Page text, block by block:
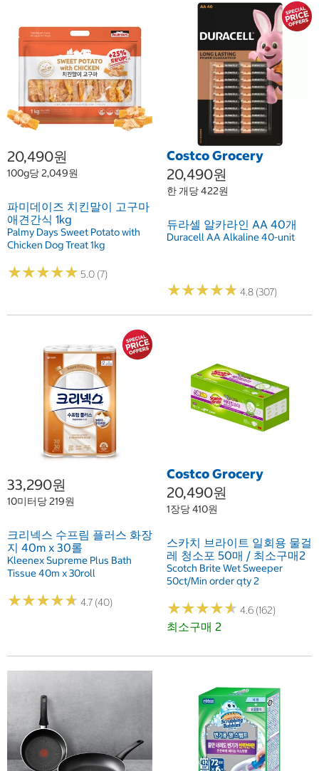
20,490원
100g당 2,049원
파미데이즈 치킨말이 고구마
애견간식 1kg
Palmy Days Sweet Potato with
Chicken Dog Treat 1kg
★★★★★
★★★★★ 5.0 (7)
Costco Grocery
20,490원
한 개당 422원
듀라셀 알카라인 AA 40개
Duracell AA Alkaline 40-unit
★★★★★
★★★★★ 4.8 (307)
33,290원
10미터당 219원
크리넥스 수프림 플러스 화장
지 40m x 30롤
Kleenex Supreme Plus Bath
Tissue 40m x 30roll
★★★★★
★★★★★ 4.7 (40)
Costco Grocery
20,490원
1장당 410원
스카치 브라이트 일회용 물걸
레 청소포 50매 / 최소구매2
Scotch Brite Wet Sweeper
50ct/Min order qty 2
★★★★★
★★★★★ 4.6 (162)
최소구매 2